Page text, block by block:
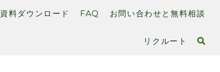
資料ダウンロード FAQ お問い合わせと無料相談
リクルート